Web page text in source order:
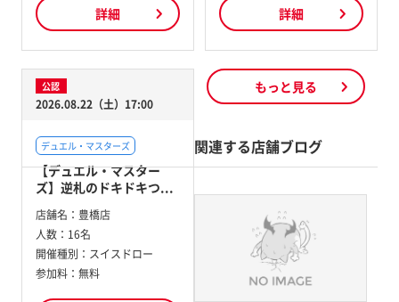
詳細 詳細
公認
2026.08.22（土）17:00
デュエル・マスターズ
【デュエル・マスター
ズ】逆札のドキドキつ...
店舗名： 豊橋店
人数： 16名
開催種別： スイスドロー
参加料： 無料
もっと見る
関連する店舗ブログ